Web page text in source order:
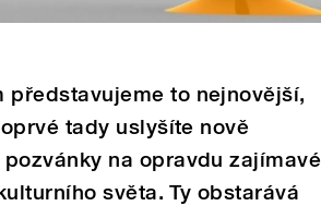
představujeme to nejnovější,
tady uslyšíte nově
na opravdu zajímavé
světa. Ty obstarává